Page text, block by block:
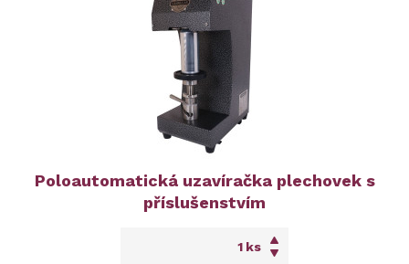
Poloautomatická uzavíračka plechovek s
příslušenstvím
ks